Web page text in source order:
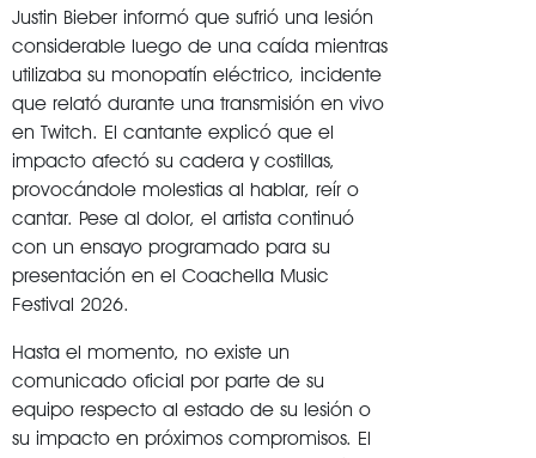
Justin Bieber informó que sufrió una lesión
considerable luego de una caída mientras
utilizaba su monopatín eléctrico, incidente
que relató durante una transmisión en vivo
en Twitch. El cantante explicó que el
impacto afectó su cadera y costillas,
provocándole molestias al hablar, reír o
cantar. Pese al dolor, el artista continuó
con un ensayo programado para su
presentación en el Coachella Music
Festival 2026.
Hasta el momento, no existe un
comunicado oficial por parte de su
equipo respecto al estado de su lesión o
su impacto en próximos compromisos. El